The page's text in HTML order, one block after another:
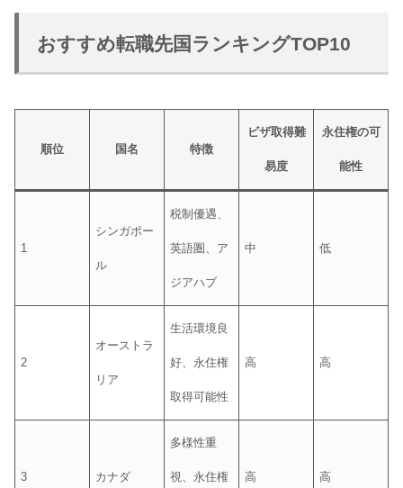
おすすめ転職先国ランキングTOP10
順位 国名 特徴
ビザ取得難
易度
永住権の可
能性
1
シンガポー
ル
税制優遇、
英語圏、ア
ジアハブ
中 低
2
オーストラ
リア
生活環境良
好、永住権
取得可能性
高 高
3 カナダ
多様性重
視、永住権 高 高